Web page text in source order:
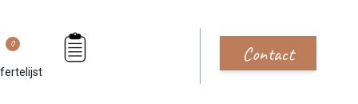
0 Contact